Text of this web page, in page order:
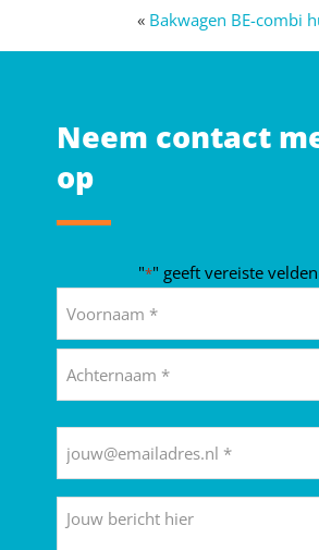
« Bakwagen BE-combi
Neem contact
op
"*" geeft vereiste
*